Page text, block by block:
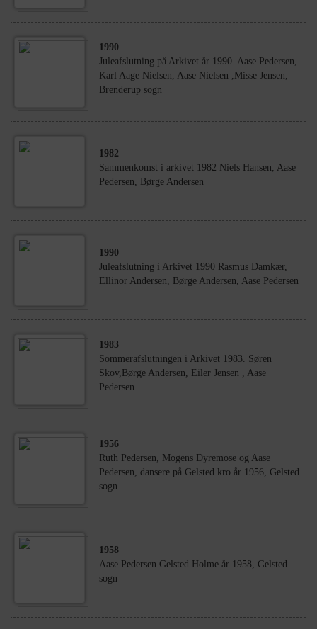
1990
Juleafslutning på Arkivet år 1990. Aase Pedersen,
Karl Aage Nielsen, Aase Nielsen ,Misse Jensen,
Brenderup sogn
1982
Sammenkomst i arkivet 1982 Niels Hansen, Aase
Pedersen, Børge Andersen
1990
Juleafslutning i Arkivet 1990 Rasmus Damkær,
Ellinor Andersen, Børge Andersen, Aase Pedersen
1983
Sommerafslutningen i Arkivet 1983. Søren
Skov,Børge Andersen, Eiler Jensen , Aase
Pedersen
1956
Ruth Pedersen, Mogens Dyremose og Aase
Pedersen, dansere på Gelsted kro år 1956, Gelsted
sogn
1958
Aase Pedersen Gelsted Holme år 1958, Gelsted
sogn